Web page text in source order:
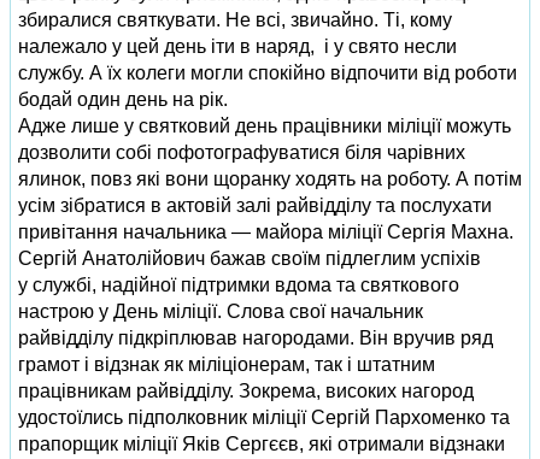
збиралися святкувати. Не всі, звичайно. Ті, кому
належало у цей день іти в наряд, і у свято несли
службу. А їх колеги могли спокійно відпочити від роботи
бодай один день на рік.
Адже лише у святковий день працівники міліції можуть
дозволити собі пофотографуватися біля чарівних
ялинок, повз які вони щоранку ходять на роботу. А потім
усім зібратися в актовій залі райвідділу та послухати
привітання начальника — майора міліції Сергія Махна.
Сергій Анатолійович бажав своїм підлеглим успіхів
у службі, надійної підтримки вдома та святкового
настрою у День міліції. Слова свої начальник
райвідділу підкріплював нагородами. Він вручив ряд
грамот і відзнак як міліціонерам, так і штатним
працівникам райвідділу. Зокрема, високих нагород
удостоїлись підполковник міліції Сергій Пархоменко та
прапорщик міліції Яків Сергєєв, які отримали відзнаки